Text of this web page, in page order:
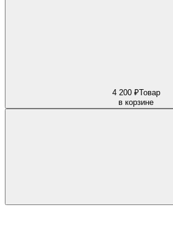
4 200 ₽Товар
в корзине